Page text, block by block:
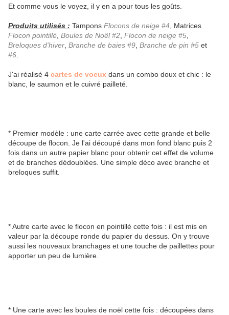
Et comme vous le voyez, il y en a pour tous les goûts.
Produits utilisés : Tampons Flocons de neige #4 , Matrices
Flocon pointillé Boules de Noël #2 Flocon de neige #5
Breloques d'hiver Branche de baies #9 Branche de pin #5 et
#6
J'ai réalisé 4 cartes de voeux dans un combo doux et chic : le
blanc, le saumon et le cuivré pailleté.
* Premier modèle : une carte carrée avec cette grande et belle
découpe de flocon. Je l'ai découpé dans mon fond blanc puis 2
fois dans un autre papier blanc pour obtenir cet effet de volume
et de branches dédoublées. Une simple déco avec branche et
breloques suffit.
* Autre carte avec le flocon en pointillé cette fois : il est mis en
valeur par la découpe ronde du papier du dessus. On y trouve
aussi les nouveaux branchages et une touche de paillettes pour
apporter un peu de lumière.
* Une carte avec les boules de noël cette fois : découpées dans